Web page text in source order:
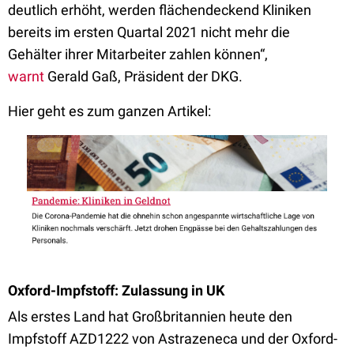
deutlich erhöht, werden flächendeckend Kliniken
bereits im ersten Quartal 2021 nicht mehr die
Gehälter ihrer Mitarbeiter zahlen können“,
warnt Gerald Gaß, Präsident der DKG.
Hier geht es zum ganzen Artikel:
Oxford-Impfstoff: Zulassung in UK
Als erstes Land hat Großbritannien heute den
Impfstoff AZD1222 von Astrazeneca und der Oxford-